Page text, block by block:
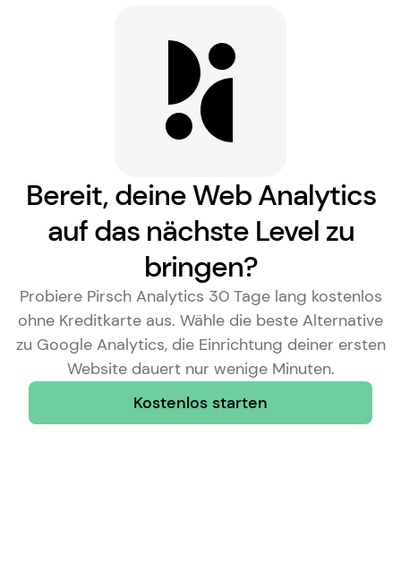
Bereit, deine Web Analytics
auf das nächste Level zu
bringen?
Probiere Pirsch Analytics 30 Tage lang kostenlos
ohne Kreditkarte aus. Wähle die beste Alternative
zu Google Analytics, die Einrichtung deiner ersten
Website dauert nur wenige Minuten.
Kostenlos starten